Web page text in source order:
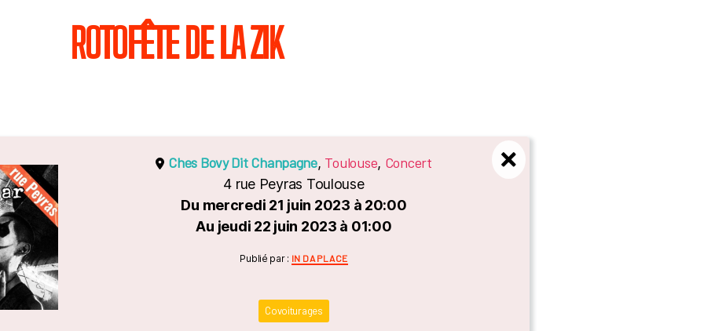
ROTOFÊTE DE LA ZIK
Ches Bovy Dit Chanpagne, Toulouse, Concert
4 rue Peyras Toulouse
Du mercredi 21 juin 2023 à 20:00
Au jeudi 22 juin 2023 à 01:00
Catégories
Publié par : IN DA PLACE
Covoiturages